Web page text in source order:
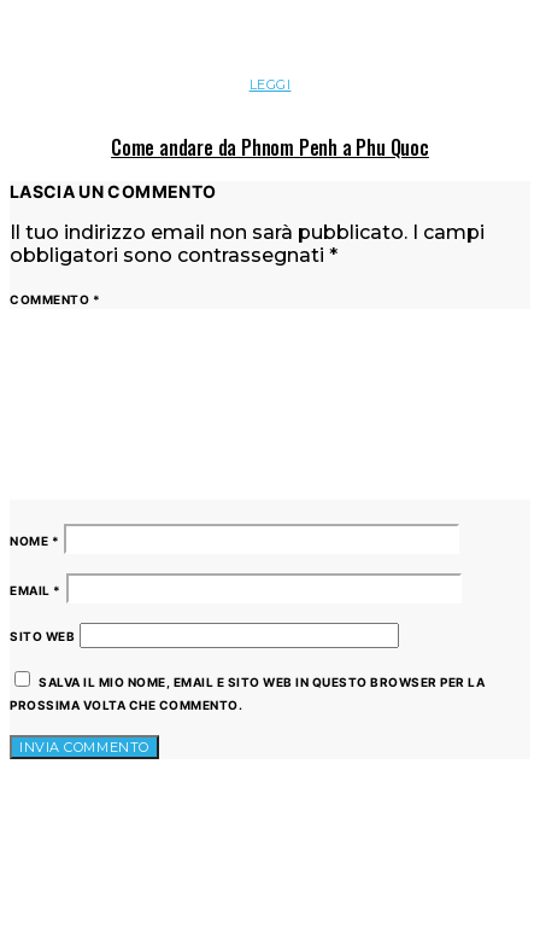
LEGGI
Come andare da Phnom Penh a Phu Quoc
LASCIA UN COMMENTO
Il tuo indirizzo email non sarà pubblicato. I campi
obbligatori sono contrassegnati *
COMMENTO *
NOME *
EMAIL *
SITO WEB
SALVA IL MIO NOME, EMAIL E SITO WEB IN QUESTO BROWSER PER LA
PROSSIMA VOLTA CHE COMMENTO.